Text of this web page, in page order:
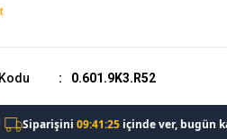
0.601.9K3.R52